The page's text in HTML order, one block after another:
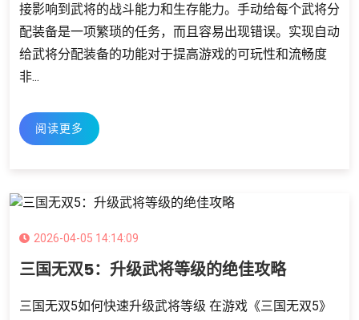
接影响到武将的战斗能力和生存能力。手动给每个武将分
配装备是一项繁琐的任务，而且容易出现错误。实现自动
给武将分配装备的功能对于提高游戏的可玩性和流畅度
非...
阅读更多
2026-04-05 14:14:09
三国无双5：升级武将等级的绝佳攻略
三国无双5如何快速升级武将等级 在游戏《三国无双5》